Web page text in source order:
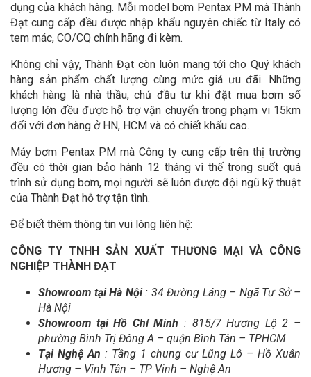
dụng của khách hàng. Mỗi model bơm Pentax PM mà Thành
Đạt cung cấp đều được nhập khẩu nguyên chiếc từ Italy có
tem mác, CO/CQ chính hãng đi kèm.
Không chỉ vậy, Thành Đạt còn luôn mang tới cho Quý khách
hàng sản phẩm chất lượng cùng mức giá ưu đãi. Những
khách hàng là nhà thầu, chủ đầu tư khi đặt mua bơm số
lượng lớn đều được hỗ trợ vận chuyển trong phạm vi 15km
đối với đơn hàng ở HN, HCM và có chiết khấu cao.
Máy bơm Pentax PM mà Công ty cung cấp trên thị trường
đều có thời gian bảo hành 12 tháng vì thế trong suốt quá
trình sử dụng bơm, mọi người sẽ luôn được đội ngũ kỹ thuật
của Thành Đạt hỗ trợ tận tình.
Để biết thêm thông tin vui lòng liên hệ:
CÔNG TY TNHH SẢN XUẤT THƯƠNG MẠI VÀ CÔNG
NGHIỆP THÀNH ĐẠT
Showroom tại Hà Nội: 34 Đường Láng – Ngã Tư Sở –
Hà Nội
Showroom tại Hồ Chí Minh : 815/7 Hương Lộ 2 –
phường Bình Trị Đông A – quận Bình Tân – TPHCM
Tại Nghệ An : Tầng 1 chung cư Lũng Lô – Hồ Xuân
Hương – Vinh Tân – TP Vinh – Nghệ An